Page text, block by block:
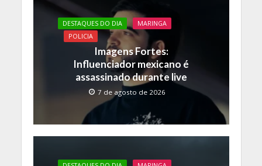
DESTAQUES DO DIA
MARINGA
POLICIA
Imagens Fortes:
Influenciador mexicano é
assassinado durante live
7 de agosto de 2026